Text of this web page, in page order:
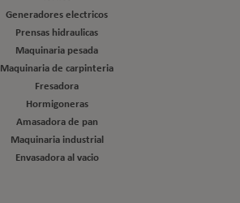
Generadores electricos
Prensas hidraulicas
Maquinaria pesada
Maquinaria de carpinteria
Fresadora
Hormigoneras
Amasadora de pan
Maquinaria industrial
Envasadora al vacio